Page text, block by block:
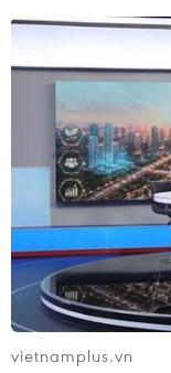
vietnamplus.vn